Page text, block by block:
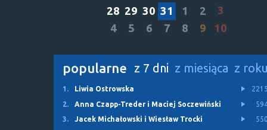
28 29 30 31 1 2
3
4
5 6 7 8 9 10
popularne z 7 dni z miesiąca z
1. Liwia Ostrowska
2.
Anna Czapp-Treder i Maciej Soczewiński
3.
Jacek Michałowski i Wiesław Trocki